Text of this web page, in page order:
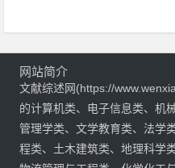
网站简介
文献综述网(https://
的计算机类、电子信息类、机
管理学类、文学教育类、法学
程类、土木建筑类、地理科学